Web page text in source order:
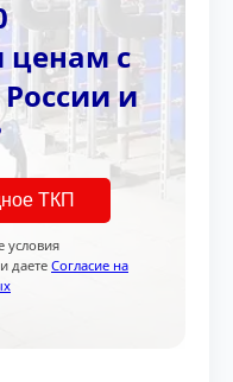
с
и
ТКП
условия
и даете Согласие на